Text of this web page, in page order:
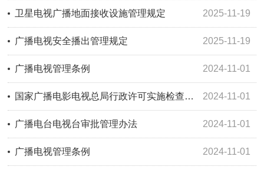
2025-11-19
卫星电视广播地面接收设施管理规定
2025-11-19
广播电视安全播出管理规定
2024-11-01
广播电视管理条例
2024-11-01
国家广播电影电视总局行政许可实施检查监督暂行办法
2024-11-01
广播电台电视台审批管理办法
2024-11-01
广播电视管理条例